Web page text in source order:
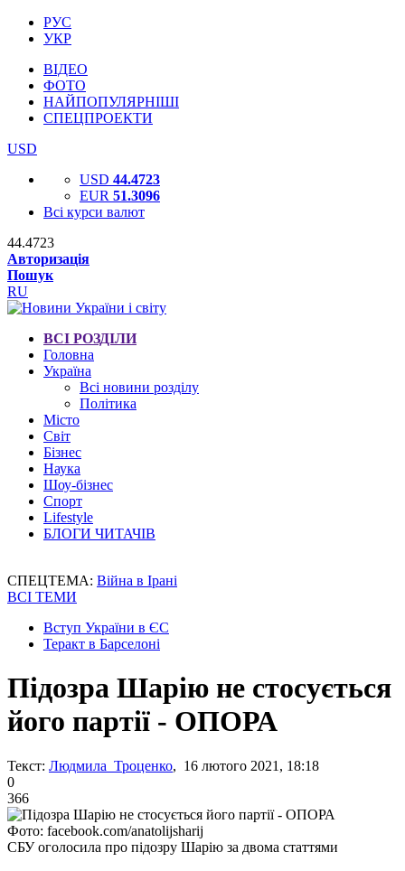
РУС
УКР
ВІДЕО
ФОТО
НАЙПОПУЛЯРНІШІ
СПЕЦПРОЕКТИ
USD
USD 44.4723
EUR 51.3096
Всі курси валют
44.4723
Авторизація
Пошук
RU
ВСІ РОЗДІЛИ
Головна
Україна
Всі новини розділу
Політика
Місто
Світ
Бізнес
Наука
Шоу-бізнес
Спорт
Lifestyle
БЛОГИ ЧИТАЧІВ
СПЕЦТЕМА: Війна в Ірані
ВСІ ТЕМИ
Вступ України в ЄС
Теракт в Барселоні
Підозра Шарію не стосується
його партії - ОПОРА
Текст: Людмила Троценко, 16 лютого 2021, 18:18
0
366
Фото: facebook.com/anatolijsharij
СБУ оголосила про підозру Шарію за двома статтями